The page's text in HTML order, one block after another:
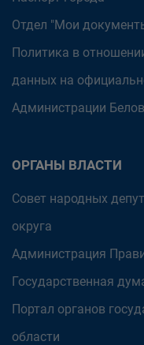
Отдел "Мои
Политика в
данных на
Администрации
ОРГАНЫ ВЛАСТИ
Совет народных
округа
Администрация
Государственная
Портал органов
области